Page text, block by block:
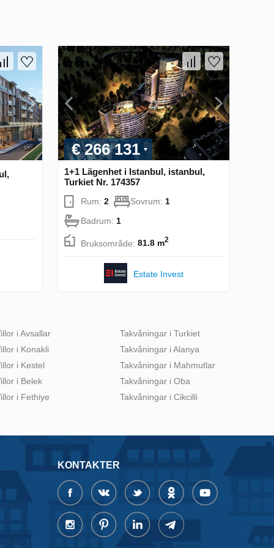
€ 266 131
1+1 Lägenhet i Istanbul, istanbul,
Turkiet Nr. 174357
Rum: 2 Sovrum: 1
Badrum: 1
Bruksområde: 81.8 m2
Estate Invest
i Avsallar
i Konakli
i Kestel
i Belek
i Fethiye
Takvåningar i Turkiet
Takvåningar i Alanya
Takvåningar i Mahmutlar
Takvåningar i Oba
Takvåningar i Cikcilli
KONTAKTER